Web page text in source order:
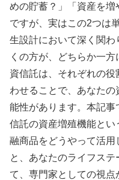
めの貯蓄？」「資産を
ですが、実はこの2つは
生設計において深く関
くの方が、どちらか一
資信託は、それぞれの
わせることで、あなた
能性があります。本記
信託の資産増殖機能と
融商品をどうやって活
と、あなたのライフス
て、専門家としての視